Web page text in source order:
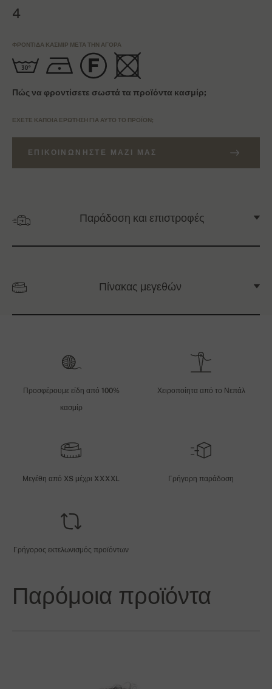
4
ΦΡΟΝΤΊΔΑ ΚΑΣΜΊΡ ΜΕΤΆ ΤΗΝ ΑΓΟΡΆ
Πώς να φροντίσετε σωστά τα προϊόντα κασμίρ;
ΈΧΕΤΕ ΚΆΠΟΙΑ ΕΡΏΤΗΣΗ ΓΙΑ ΑΥΤΌ ΤΟ ΠΡΟΪΌΝ;
ΕΠΙΚΟΙΝΩΝΉΣΤΕ ΜΑΖΊ ΜΑΣ
Παράδοση και επιστροφές
Πίνακας μεγεθών
Προσφέρουμε είδη από 100%
κασμίρ
Χειροποίητα από το Νεπάλ
Μεγέθη από XS μέχρι XXXXL Γρήγορη παράδοση
Γρήγορος εκτελωνισμός προϊόντων
Παρόμοια προϊόντα